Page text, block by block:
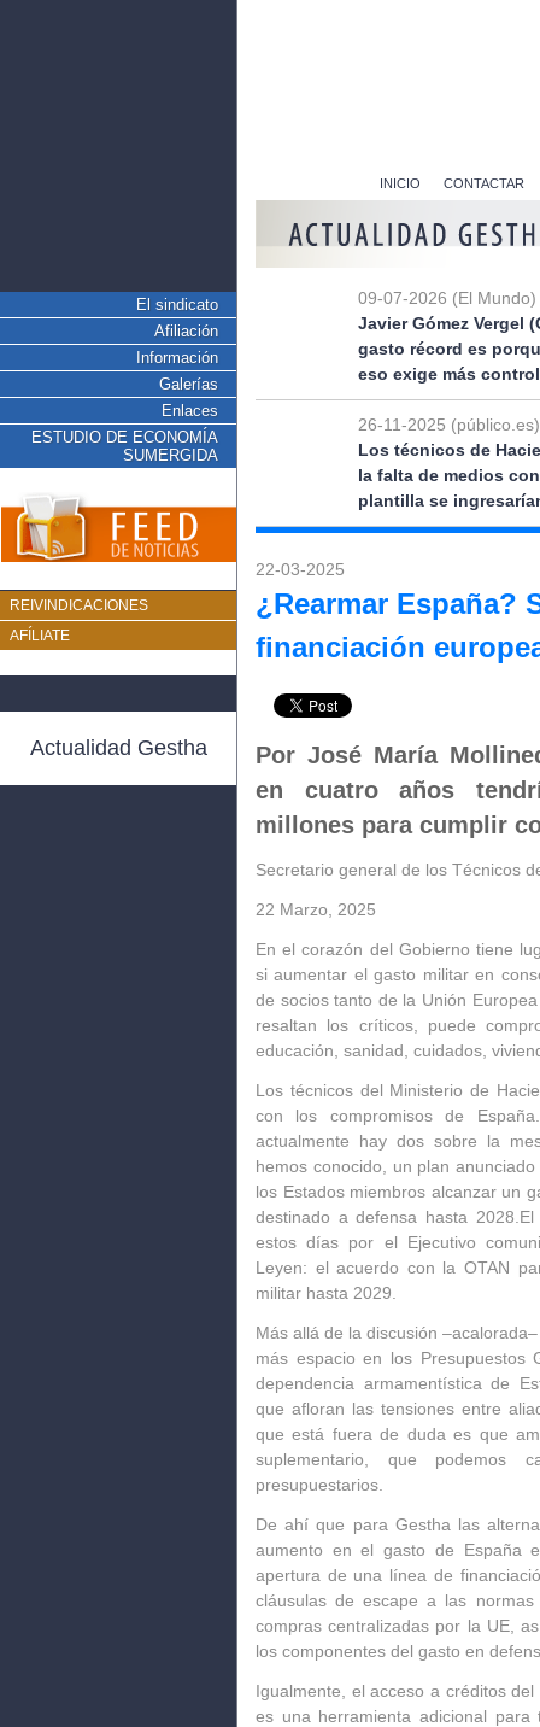
El sindicato
Afiliación
Información
Galerías
Enlaces
ESTUDIO DE ECONOMÍA
SUMERGIDA
REIVINDICACIONES
AFÍLIATE
Actualidad Gestha
INICIO CONTACTAR
09-07-2026 (El Mundo)
Javier Gómez Vergel
gasto récord es
eso exige más
26-11-2025 (público.es)
Los técnicos de
la falta de medios
plantilla se
22-03-2025
¿Rearmar España?
financiación
Por José María
en cuatro años
millones para cumplir
Secretario general de los Técnicos
22 Marzo, 2025
En el corazón del Gobierno tiene
si aumentar el gasto militar en
de socios tanto de la Unión
resaltan los críticos, puede
educación, sanidad, cuidados,
Los técnicos del Ministerio de
con los compromisos de
actualmente hay dos sobre la
hemos conocido, un plan
los Estados miembros alcanzar un
destinado a defensa hasta
estos días por el Ejecutivo
Leyen: el acuerdo con la OTAN
militar hasta 2029.
Más allá de la discusión
más espacio en los Presupuestos
dependencia armamentística de
que afloran las tensiones entre
que está fuera de duda es que
suplementario, que podemos
presupuestarios.
De ahí que para Gestha las
aumento en el gasto de España
apertura de una línea de
cláusulas de escape a las
compras centralizadas por la UE,
los componentes del gasto en
Igualmente, el acceso a créditos
es una herramienta adicional